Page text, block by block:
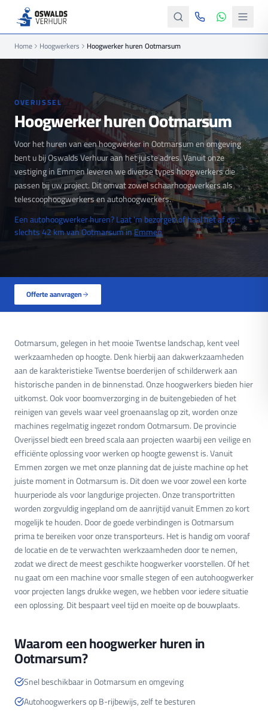
Home Hoogwerkers Hoogwerker huren Ootmarsum
OVERIJSSEL
Hoogwerker huren Ootmarsum
Voor het huren van een hoogwerker in Ootmarsum en omgeving
bent u bij Oswalds Verhuur aan het juiste adres. Vanuit onze
vestiging in Emmen leveren we diverse types hoogwerkers die
passen bij uw project. Dit omvat zowel schaarhoogwerkers als
telescoophoogwerkers en autohoogwerkers.
Een autohoogwerker huren? Laat 'm bezorgen of haal het af op
slechts 42 km van Ootmarsum inEmmen
Offerte aanvragen
Ootmarsum, gelegen in het mooie Twentse landschap, kent veel
werkzaamheden op hoogte. Denk hierbij aan dakwerkzaamheden
aan de karakteristieke Twentse boerderijen of schilderwerk aan
historische panden in de binnenstad. Onze hoogwerkers bieden hier
uitkomst. Ook voor boomverzorging in de buitengebieden of het
reinigen van gevels waar veel groenaanslag op zit, worden onze
machines regelmatig ingezet rondom Ootmarsum. De provincie
Overijssel biedt een breed scala aan projecten waarbij een veilige en
efficiënte oplossing voor werken op hoogte gewenst is. Vanuit
Emmen zorgen we met onze planning dat de juiste machine op het
juiste moment in Ootmarsum is. Dit doen we voor zowel een korte
huurperiode als voor langdurige projecten. Onze transportritten
worden zorgvuldig ingepland om de aanrijtijd vanuit Emmen zo kort
mogelijk te houden. Door de goede verbindingen is Ootmarsum
prima te bereiken voor onze transporteurs. Het is handig om vooraf
de locatie en de te verwachten werkzaamheden door te nemen,
zodat we direct de meest geschikte hoogwerker voorstellen. Of het
nu gaat om een machine voor smalle stegen of een autohoogwerker
voor projecten langs drukke wegen, we hebben voor iedere situatie
een oplossing. Dit bespaart veel tijd en moeite op de bouwplaats.
Waarom een hoogwerker huren in
Ootmarsum?
Snel beschikbaar in Ootmarsum en omgeving
Autohoogwerkers op B-rijbewijs, zelf te besturen